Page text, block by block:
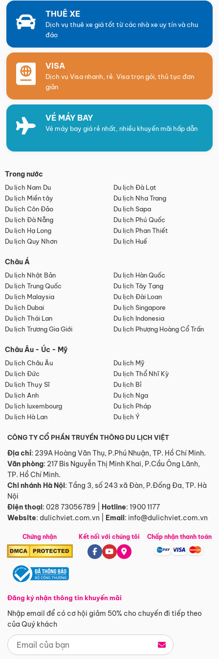
THUÊ XE
Dịch vụ thuê xe giá tốt từ các nhà xe uy tín và chu
đáo
VISA
Dịch vụ Visa nhanh, rẻ. Visa trọn gói, thủ tục đơn
giản
VÉ MÁY BAY
Vé máy bay giá rẻ nhất, nhiều khuyến mãi hấp dẫn
Trong nước
Du lịch Nam Du
Du lịch Đà Lạt
Du lịch Miền tây
Du lịch Nha Trang
Du lịch Côn Đảo
Du lịch Sapa
Du lịch Đà Nẵng
Du lịch Phú Quốc
Du lịch Hạ Long
Du lịch Phan Thiết
Du lịch Quy Nhơn
Du lịch Huế
Châu Á
Du lịch Nhật Bản
Du lịch Hàn Quốc
Du lịch Trung Quốc
Du lịch Tây Tạng
Du lịch Malaysia
Du lịch Đài Loan
Du lịch Dubai
Du lịch Singapore
Du lịch Thái Lan
Du lịch Indonesia
Du lịch Trương Gia Giới
Du lịch Phượng Hoàng Cổ Trấn
Châu Âu - Úc - Mỹ
Du lịch Châu Âu
Du lịch Mỹ
Du lịch Đức
Du lịch Thổ Nhĩ Kỳ
Du lịch Thụy Sĩ
Du lịch Bỉ
Du lịch Anh
Du lịch Nga
Du lịch luxembourg
Du lịch Pháp
Du lịch Hà Lan
Du lịch Ý
CÔNG TY CỔ PHẦN TRUYỀN THÔNG DU LỊCH VIỆT
Địa chỉ: 239A Hoàng Văn Thụ, P.Phú Nhuận, TP. Hồ Chí Minh.
Văn phòng: 217 Bis Nguyễn Thị Minh Khai, P.Cầu Ông Lãnh,
TP. Hồ Chí Minh.
Chi nhánh Hà Nội: Tầng 3, số 243 xã Đàn, P.Đống Đa, TP. Hà
Nội
Điện thoại: 028 73056789 Hotline: 1900 1177
Website: dulichviet.com.vn Email: info@dulichviet.com.vn
Chứng nhận
Đăng ký nhận thông tin khuyến mãi
Nhập email để có cơ hội giảm 50% cho chuyến đi tiếp theo
của Quý khách
Kết nối với chúng tôi Chấp nhận thanh toán